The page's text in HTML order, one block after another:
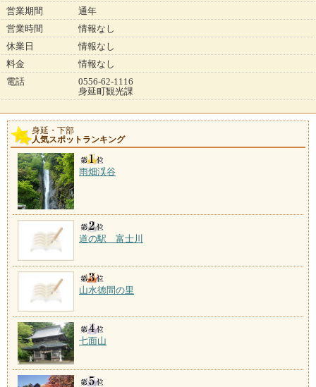
営業期間
通年
営業時間
情報なし
休業日
情報なし
料金
情報なし
電話
0556-62-1116
身延町観光課
身延・下部
人気スポットランキング
雨畑渓谷
道の駅 富士川
山水徳間の里
七面山